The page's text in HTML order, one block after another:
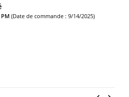
(Date de commande : 9/4/2025)